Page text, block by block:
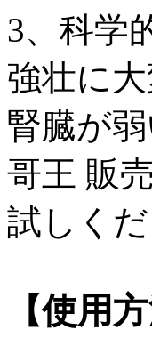
3、科学
強壮に
腎臓が
哥王 販
試しくだ
【使用